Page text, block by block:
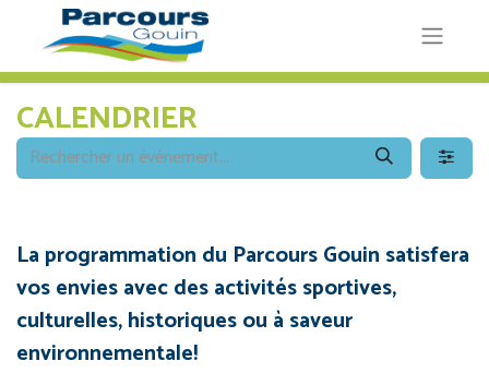
CALENDRIER
La programmation du Parcours Gouin satisfera
vos envies avec des activités sportives,
culturelles, historiques ou à saveur
environnementale!